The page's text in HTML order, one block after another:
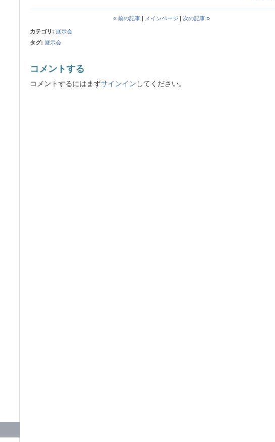
« 前の記事 メインページ 次の記事 »
カテゴリ : 展示会
タグ: 展示会
コメントする
コメントするにはまずサインイン してください。